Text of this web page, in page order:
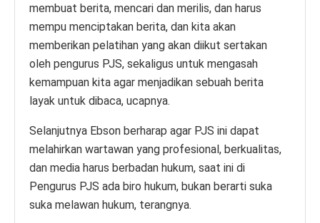
membuat berita, mencari dan merilis, dan harus
mempu menciptakan berita, dan kita akan
memberikan pelatihan yang akan diikut sertakan
oleh pengurus PJS, sekaligus untuk mengasah
kemampuan kita agar menjadikan sebuah berita
layak untuk dibaca, ucapnya.
Selanjutnya Ebson berharap agar PJS ini dapat
melahirkan wartawan yang profesional, berkualitas,
dan media harus berbadan hukum, saat ini di
Pengurus PJS ada biro hukum, bukan berarti suka
suka melawan hukum, terangnya.